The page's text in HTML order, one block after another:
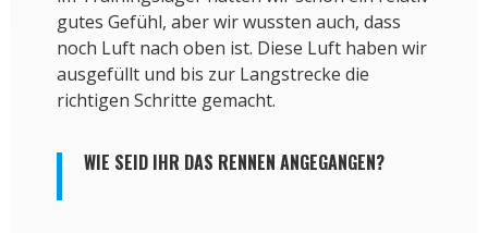
gutes Gefühl, aber wir wussten auch, dass
noch Luft nach oben ist. Diese Luft haben wir
ausgefüllt und bis zur Langstrecke die
richtigen Schritte gemacht.
WIE SEID IHR DAS RENNEN ANGEGANGEN?